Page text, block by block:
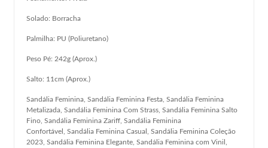
Solado: Borracha
Palmilha: PU (Poliuretano)
Peso Pé: 242g (Aprox.)
Salto: 11cm (Aprox.)
Sandália Feminina, Sandália Feminina Festa, Sandália Feminina
Metalizada, Sandália Feminina Com Strass, Sandália Feminina Salto
Fino, Sandália Feminina Zariff, Sandália Feminina
Confortável, Sandália Feminina Casual, Sandália Feminina Coleção
2023, Sandália Feminina Elegante, Sandália Feminina com Vinil,